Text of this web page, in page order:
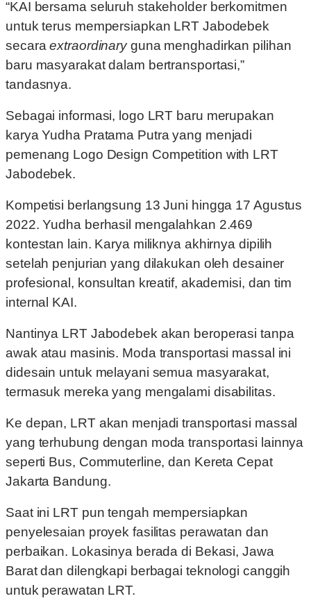
“KAI bersama seluruh stakeholder berkomitmen
untuk terus mempersiapkan LRT Jabodebek
secaraextraordinaryguna menghadirkan pilihan
baru masyarakat dalam bertransportasi,”
tandasnya.
Sebagai informasi, logo LRT baru merupakan
karya Yudha Pratama Putra yang menjadi
pemenang Logo Design Competition with LRT
Jabodebek.
Kompetisi berlangsung 13 Juni hingga 17 Agustus
2022. Yudha berhasil mengalahkan 2.469
kontestan lain. Karya miliknya akhirnya dipilih
setelah penjurian yang dilakukan oleh desainer
profesional, konsultan kreatif, akademisi, dan tim
internal KAI.
Nantinya LRT Jabodebek akan beroperasi tanpa
awak atau masinis. Moda transportasi massal ini
didesain untuk melayani semua masyarakat,
termasuk mereka yang mengalami disabilitas.
Ke depan, LRT akan menjadi transportasi massal
yang terhubung dengan moda transportasi lainnya
seperti Bus, Commuterline, dan Kereta Cepat
Jakarta Bandung.
Saat ini LRT pun tengah mempersiapkan
penyelesaian proyek fasilitas perawatan dan
perbaikan. Lokasinya berada di Bekasi, Jawa
Barat dan dilengkapi berbagai teknologi canggih
untuk perawatan LRT.